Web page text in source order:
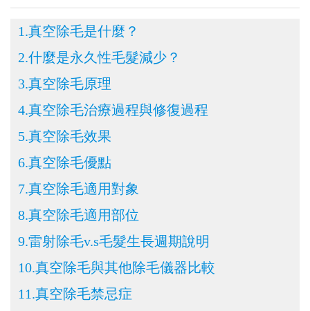
1.真空除毛是什麼？
2.什麼是永久性毛髮減少？
3.真空除毛原理
4.真空除毛治療過程與修復過程
5.真空除毛效果
6.真空除毛優點
7.真空除毛適用對象
8.真空除毛適用部位
9.雷射除毛v.s毛髮生長週期說明
10.真空除毛與其他除毛儀器比較
11.真空除毛禁忌症